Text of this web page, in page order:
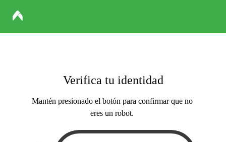
Verifica tu identidad
Mantén presionado el botón para confirmar que no
eres un robot.